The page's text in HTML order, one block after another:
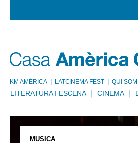
KM AMÈRICA LATCINEMA FEST QUI SOM
LITERATURA I ESCENA CINEMA
MÚSICA